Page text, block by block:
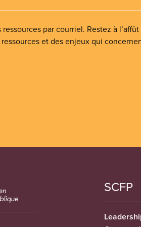
par courriel. Restez à
ressources et des enjeux qui
SCFP